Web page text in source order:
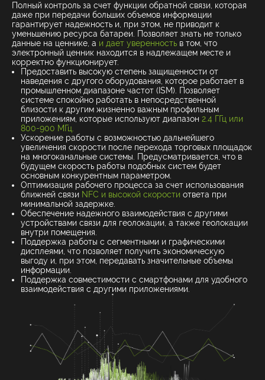
Полный контроль за счет функции обратной связи, которая
даже при передачи больших объемов информации
гарантирует надежность и, при этом, не приводит к
уменьшению ресурса батареи. Позволяет знать не только
данные на ценнике, а и дает уверенность в том, что
электронный ценник находится в надлежащем месте и
корректно функционирует.
Предоставить высокую степень защищенности от
наведения с другого оборудования, которое работает в
промышленном диапазоне частот (ISM). Позволяет
системе спокойно работать в непосредственной
близости к другим жизненно важным профильным
приложениям, которые используют диапазон 2.4 ГГц или
800-900 МГц.
Ускорение работы с возможностью дальнейшего
увеличения скорости после перехода торговых площадок
на многоканальные системы. Предусматривается, что в
будущем скорость работы подобных систем будет
основным конкурентным параметром.
Оптимизация рабочего процесса за счет использования
ближней связи NFC и высокой скорости ответа при
минимальной задержке.
Обеспечение надежного взаимодействия с другими
устройствами связи для геолокации, а также геолокации
внутри помещения.
Поддержка работы с сегментными и графическими
дисплеями, что позволяет получить экономическую
выгоду и, при этом, передавать значительные объемы
информации.
Поддержка совместимости с смартфонами для удобного
взаимодействия с другими приложениями.